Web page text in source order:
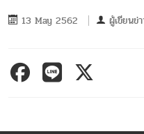
13 May 2562 ผู้เขียนข่